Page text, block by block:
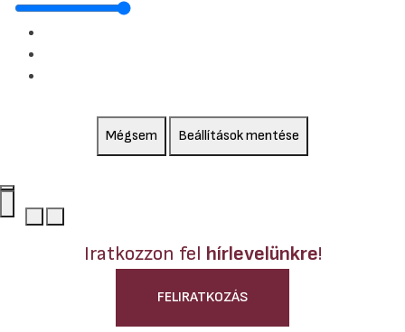
Mégsem Beállítások mentése
Iratkozzon fel hírlevelünkre!
FELIRATKOZÁS